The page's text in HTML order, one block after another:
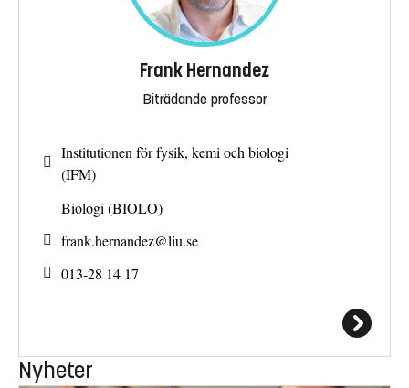
Frank Hernandez
Biträdande professor
Institutionen för fysik, kemi och biologi
(IFM)
Biologi (BIOLO)
frank.hernandez@liu.se
013-28 14 17
Nyheter